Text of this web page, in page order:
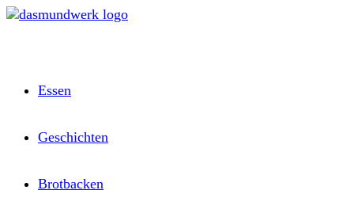
Zum
Essen
Geschichten
Brotbacken